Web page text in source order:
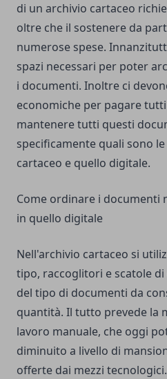
di un archivio cartaceo
oltre che il sostenere da
numerose spese.
spazi necessari per poter
i documenti. Inoltre ci
economiche per pagare
mantenere tutti questi
specificamente quali sono
cartaceo e quello digitale.
Come ordinare i documenti
in quello digitale
Nell'archivio cartaceo si
tipo, raccoglitori e scatole
del tipo di documenti da
quantità. Il tutto prevede la
lavoro manuale, che oggi
diminuito a livello di
offerte dai mezzi tecnologici.